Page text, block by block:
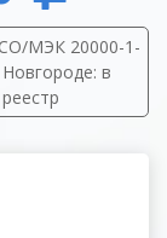
МЭК 20000-1-
в